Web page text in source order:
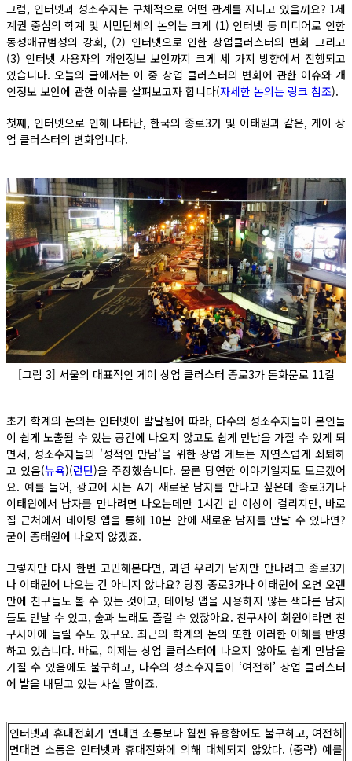
그럼, 인터넷과 성소수자는 구체적으로 어떤 관계를 지니고 있을까요? 1세
계권 중심의 학계 및 시민단체의 논의는 크게 (1) 인터넷 등 미디어로 인한
동성애규범성의 강화, (2) 인터넷으로 인한 상업클러스터의 변화 그리고
(3) 인터넷 사용자의 개인정보 보안까지 크게 세 가지 방향에서 진행되고
있습니다. 오늘의 글에서는 이 중 상업 클러스터의 변화에 관한 이슈와 개
인정보 보안에 관한 이슈를 살펴보고자 합니다(자세한 논의는 링크 참조).
첫째, 인터넷으로 인해 나타난, 한국의 종로3가 및 이태원과 같은, 게이 상
업 클러스터의 변화입니다.
[그림 3] 서울의 대표적인 게이 상업 클러스터 종로3가 돈화문로 11길
초기 학계의 논의는 인터넷이 발달됨에 따라, 다수의 성소수자들이 본인들
이 쉽게 노출될 수 있는 공간에 나오지 않고도 쉽게 만남을 가질 수 있게 되
면서, 성소수자들의 '성적인 만남'을 위한 상업 게토는 자연스럽게 쇠퇴하
고 있음(뉴욕)(런던)을 주장했습니다. 물론 당연한 이야기일지도 모르겠어
요. 예를 들어, 광교에 사는 A가 새로운 남자를 만나고 싶은데 종로3가나
이태원에서 남자를 만나려면 나오는데만 1시간 반 이상이 걸리지만, 바로
집 근처에서 데이팅 앱을 통해 10분 안에 새로운 남자를 만날 수 있다면?
굳이 종태원에 나오지 않겠죠.
그렇지만 다시 한번 고민해본다면, 과연 우리가 남자만 만나려고 종로3가
나 이태원에 나오는 건 아니지 않나요? 당장 종로3가나 이태원에 오면 오랜
만에 친구들도 볼 수 있는 것이고, 데이팅 앱을 사용하지 않는 색다른 남자
들도 만날 수 있고, 술과 노래도 즐길 수 있잖아요. 친구사이 회원이라면 친
구사이에 들릴 수도 있구요. 최근의 학계의 논의 또한 이러한 이해를 반영
하고 있습니다. 바로, 이제는 상업 클러스터에 나오지 않아도 쉽게 만남을
가질 수 있음에도 불구하고, 다수의 성소수자들이 ‘여전히’ 상업 클러스터
에 발을 내딛고 있는 사실 말이죠.
인터넷과 휴대전화가 면대면 소통보다 훨씬 유용함에도 불구하고, 여전히
면대면 소통은 인터넷과 휴대전화에 의해 대체되지 않았다. (중략) 예를